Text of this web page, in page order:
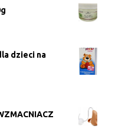
dzieci na